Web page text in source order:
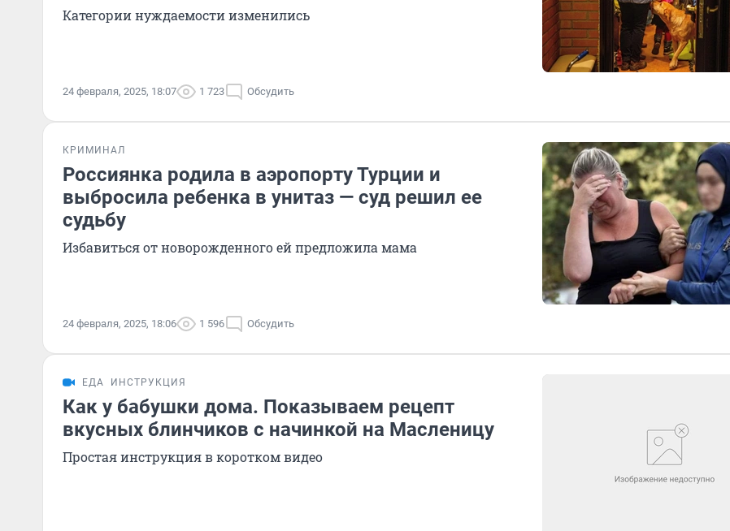
Категории нуждаемости изменились
24 февраля, 2025, 18:07 1 723 Обсудить
КРИМИНАЛ
Россиянка родила в аэропорту Турции и
выбросила ребенка в унитаз — суд решил ее
судьбу
Избавиться от новорожденного ей предложила мама
24 февраля, 2025, 18:06 1 596 Обсудить
ЕДА ИНСТРУКЦИЯ
Как у бабушки дома. Показываем рецепт
вкусных блинчиков с начинкой на Масленицу
Простая инструкция в коротком видео